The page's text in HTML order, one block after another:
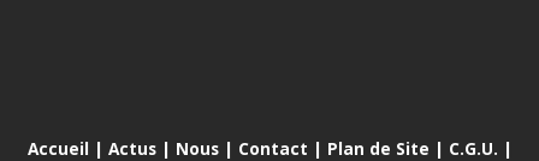
Accueil | Actus| Nous| Contact | Plan de Site | C.G.U. |